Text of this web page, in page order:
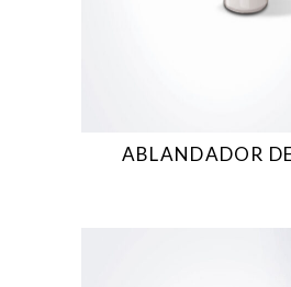
ABLANDADOR